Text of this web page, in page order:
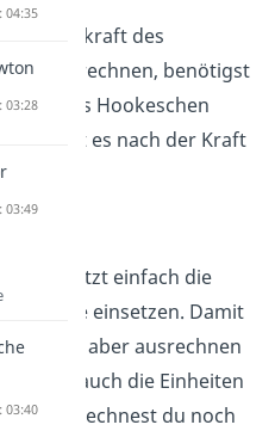
Gewichtskraft des
zu berechnen, benötigst
des Hookeschen
Du löst es nach der Kraft
du jetzt einfach die
Werte einsetzen. Damit
aber ausrechnen
auch die Einheiten
Dafür rechnest du noch
04:35
03:28
03:49
03:40